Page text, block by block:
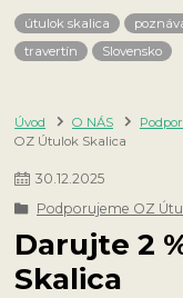
útulok skalica
travertín
Slovensko
Úvod O NÁS
OZ Útulok Skalica
30.12.2025
Podporujeme OZ
Darujte 2
Skalica